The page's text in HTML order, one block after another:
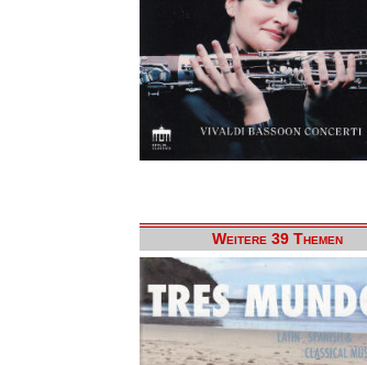
Weitere 39 Themen